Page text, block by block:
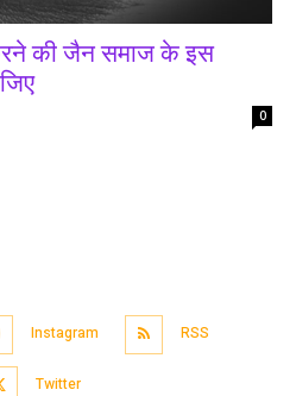
की जैन समाज के इस
0
Instagram RSS
Twitter